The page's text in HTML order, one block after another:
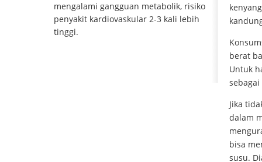
berat
Untuk
Jika
dalam
bisa
susu.
mengalami gangguan metabolik, risiko
penyakit kardiovaskular 2-3 kali lebih
tinggi.